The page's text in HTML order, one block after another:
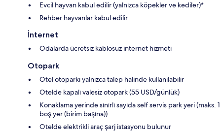
Evcil hayvan kabul edilir (yalnızca köpekler ve kediler)*
Rehber hayvanlar kabul edilir
İnternet
Odalarda ücretsiz kablosuz internet hizmeti
Otopark
Otel otoparkı yalnızca talep halinde kullanılabilir
Otelde kapalı valesiz otopark (55 USD/günlük)
Konaklama yerinde sınırlı sayıda self servis park yeri (maks. 1
boş yer (birim başına))
Otelde elektrikli araç şarj istasyonu bulunur